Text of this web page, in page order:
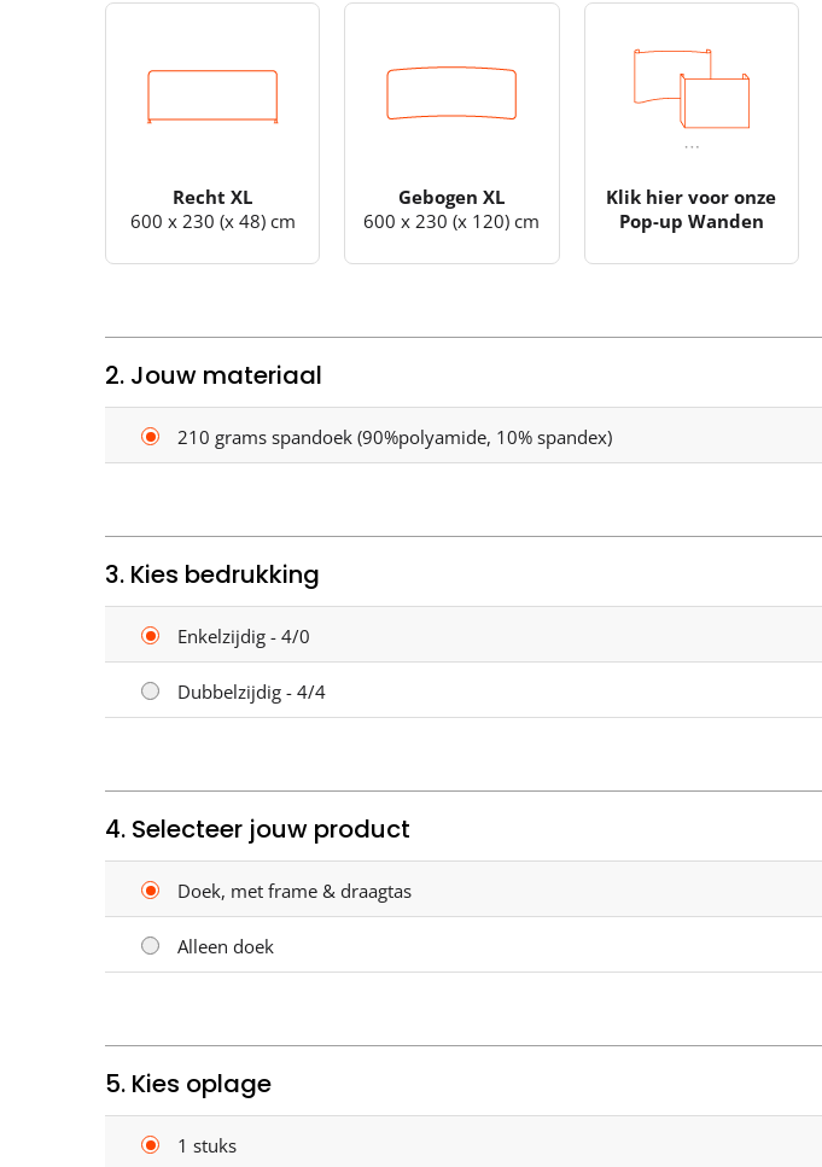
Recht XL
600 x 230 (x 48) cm
Gebogen XL
600 x 230 (x 120) cm
Klik hier voor onze
Pop-up Wanden
2. Jouw materiaal
210 grams spandoek (90%polyamide, 10% spandex)
3. Kies bedrukking
Enkelzijdig - 4/0
Dubbelzijdig - 4/4
4. Selecteer jouw product
Doek, met frame & draagtas
Alleen doek
5. Kies oplage
1 stuks